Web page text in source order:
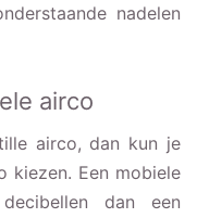
nadelen
airco
airco, dan kun je
kiezen. Een mobiele
dan een